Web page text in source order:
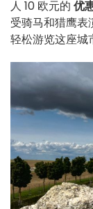
人 10 欧元的 优
受骑马和猎鹰表
轻松游览这座城